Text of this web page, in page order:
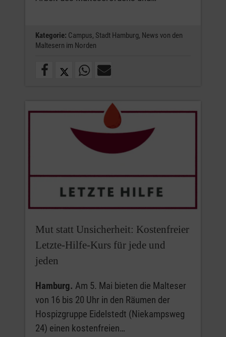
Kategorie: Campus, Stadt Hamburg, News von den
Maltesern im Norden
Mut statt Unsicherheit: Kostenfreier
Letzte-Hilfe-Kurs für jede und
jeden
Hamburg. Am 5. Mai bieten die Malteser
von 16 bis 20 Uhr in den Räumen der
Hospizgruppe Eidelstedt (Niekampsweg
24) einen kostenfreien…